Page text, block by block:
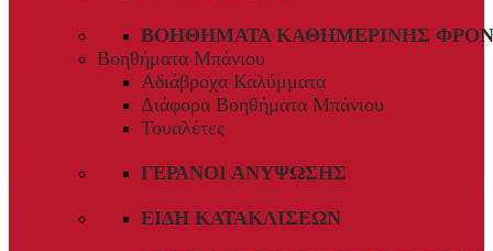
ΒΟΗΘΉΜΑΤΑ ΚΑΘΗΜΕΡΙΝΉΣ
Βοηθήματα Μπάνιου
Αδιάβροχα Καλύμματα
Διάφορα Βοηθήματα Μπάνιου
Τουαλέτες
ΓΕΡΑΝΟΊ ΑΝΎΨΩΣΗΣ
ΕΊΔΗ ΚΑΤΑΚΛΊΣΕΩΝ